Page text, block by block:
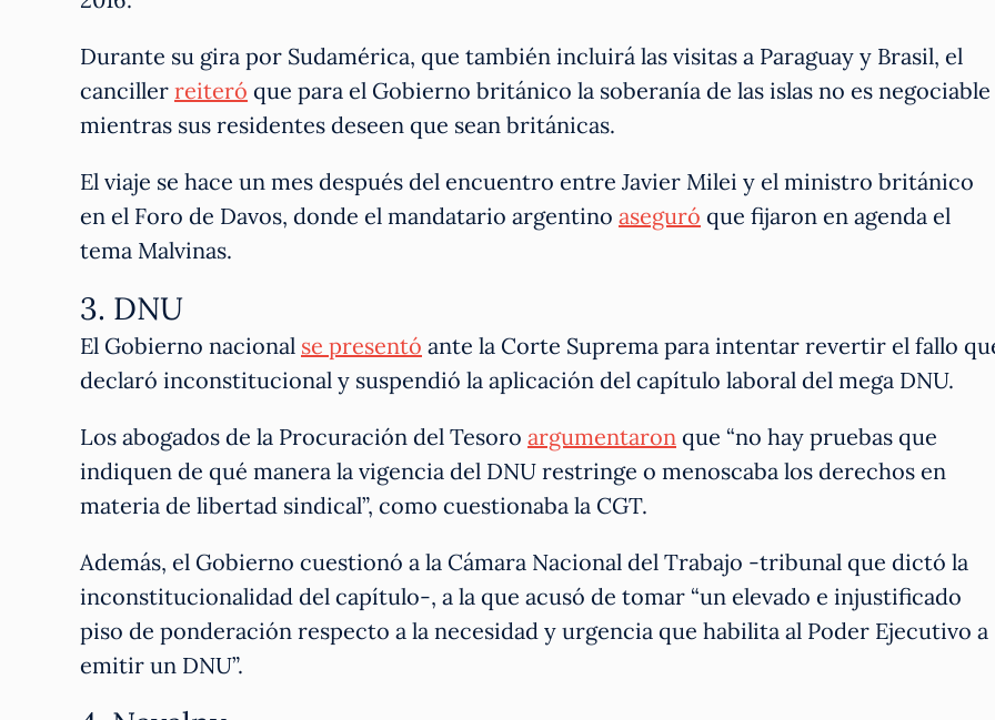
Durante su gira por Sudamérica, que también incluirá las visitas a Paraguay y Brasil, el
canciller reiteró que para el Gobierno británico la soberanía de las islas no es negociable
mientras sus residentes deseen que sean británicas.
El viaje se hace un mes después del encuentro entre Javier Milei y el ministro británico
en el Foro de Davos, donde el mandatario argentino aseguró que fijaron en agenda el
tema Malvinas.
3. DNU
El Gobierno nacional se presentó ante la Corte Suprema para intentar revertir el fallo
declaró inconstitucional y suspendió la aplicación del capítulo laboral del mega DNU.
Los abogados de la Procuración del Tesoro argumentaron que “no hay pruebas que
indiquen de qué manera la vigencia del DNU restringe o menoscaba los derechos en
materia de libertad sindical”, como cuestionaba la CGT.
Además, el Gobierno cuestionó a la Cámara Nacional del Trabajo -tribunal que dictó la
inconstitucionalidad del capítulo-, a la que acusó de tomar “un elevado e injustificado
piso de ponderación respecto a la necesidad y urgencia que habilita al Poder Ejecutivo a
emitir un DNU”.